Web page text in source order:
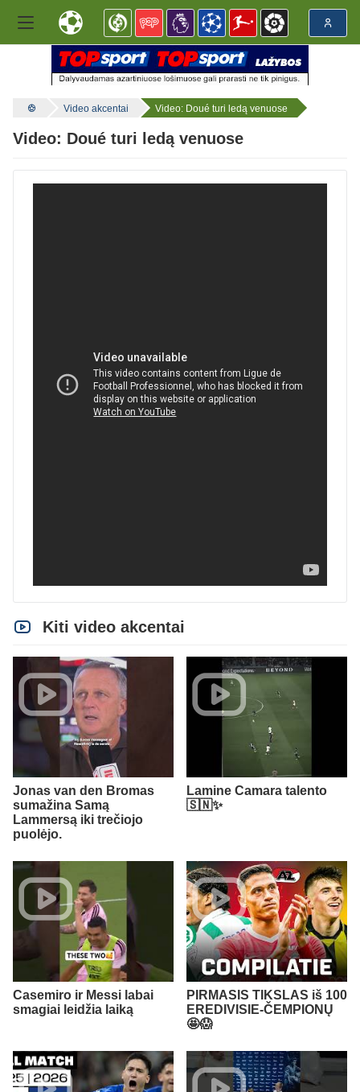
Video akcentai Video: Doué turi ledą venuose
Video: Doué turi ledą venuose
Kiti video akcentai
Jonas van den Bromas
sumažina Samą
Lammersą iki trečiojo
puolėjo.
Lamine Camara talento
🇸🇳✨
Casemiro ir Messi labai
smagiai leidžia laiką
PIRMASIS TIKSLAS iš 100
EREDIVISIE-ČEMPIONŲ
🤩😱